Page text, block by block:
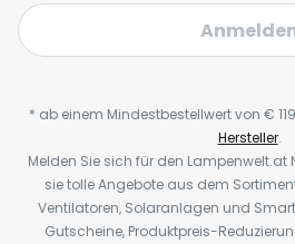
* ab einem Mindestbestellwert von €
Hersteller.
Melden Sie sich für den Lampenwelt.at
sie tolle Angebote aus dem
Ventilatoren, Solaranlagen und
Gutscheine, Produktpreis-